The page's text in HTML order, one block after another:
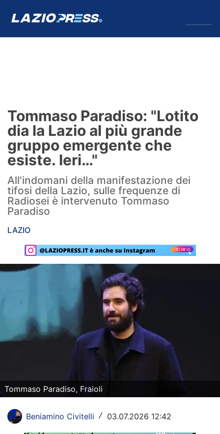
Formello
Infortuni
Primavera
Calciomercato
Lazio Women
Rassegna Lazio
Social
Champions League
Europa League
Formula 1
Tennis
Vela
Tommaso Paradiso: "Lotito
dia la Lazio al più grande
gruppo emergente che
esiste. Ieri…"
All'indomani della manifestazione dei
tifosi della Lazio, sulle frequenze di
Radiosei è intervenuto Tommaso
Paradiso
LAZIO
Tommaso Paradiso, Fraioli
Beniamino Civitelli / 03.07.2026 12:42